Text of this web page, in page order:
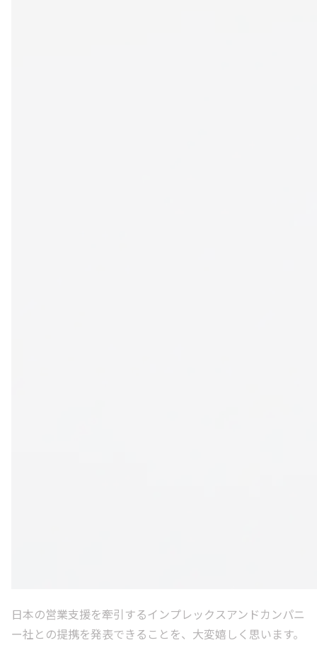
日本の営業支援を牽引するインプレックスアンドカンパニ
ー社との提携を発表できることを、大変嬉しく思います。